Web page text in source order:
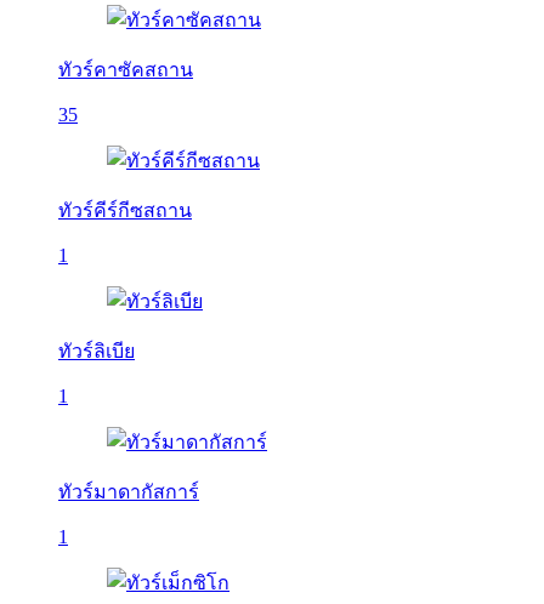
ทัวร์คาซัคสถาน
35
ทัวร์คีร์กีซสถาน
1
ทัวร์ลิเบีย
1
ทัวร์มาดากัสการ์
1